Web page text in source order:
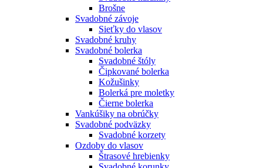
Brošne
Svadobné závoje
Sieťky do vlasov
Svadobné kruhy
Svadobné bolerka
Svadobné štóly
Čipkované bolerka
Kožušinky
Bolerká pre moletky
Čierne bolerka
Vankúšiky na obrúčky
Svadobné podväzky
Svadobné korzety
Ozdoby do vlasov
Štrasové hrebienky